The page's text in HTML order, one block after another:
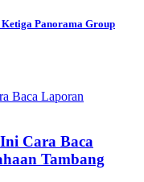
Panorama Group
Cara Baca
Tambang